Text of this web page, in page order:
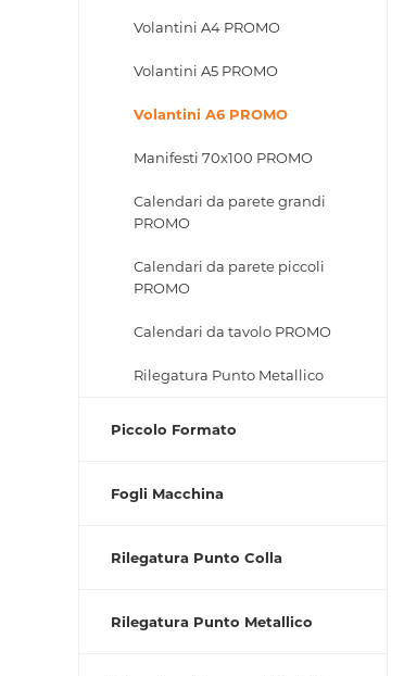
Volantini A4 PROMO
Volantini A5 PROMO
Volantini A6 PROMO
Manifesti 70x100 PROMO
Calendari da parete grandi
PROMO
Calendari da parete piccoli
PROMO
Calendari da tavolo PROMO
Rilegatura Punto Metallico
Piccolo Formato
Fogli Macchina
Rilegatura Punto Colla
Rilegatura Punto Metallico